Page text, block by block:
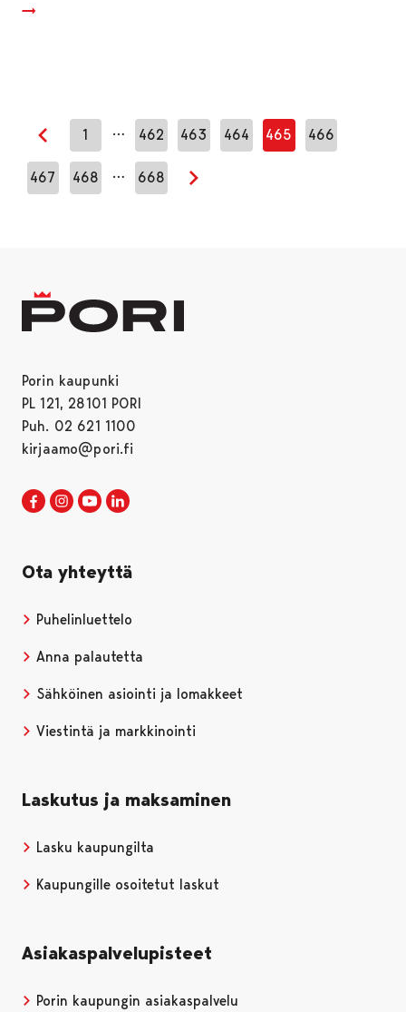
Edellinen sivu
1 … 462 463 464 465 466
467 468 … 668
Seuraava sivu
Porin kaupunki
PL 121, 28101 PORI
Puh. 02 621 1100
kirjaamo@pori.fi
Porin kaupunki Facebookissa
Avautuu uudessa välilehdessä
Porin kaupunki Instagramissa
Avautuu uudessa välilehdessä
Porin kaupunki Youtubessa
Avautuu uudessa välilehdessä
Ota yhteyttä
Puhelinluettelo
Anna palautetta
Sähköinen asiointi ja lomakkeet
Viestintä ja markkinointi
Laskutus ja maksaminen
Lasku kaupungilta
Kaupungille osoitetut laskut
Asiakaspalvelupisteet
Porin kaupungin asiakaspalvelu